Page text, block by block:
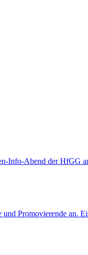
Info-Abend der HfGG
Promovierende an.